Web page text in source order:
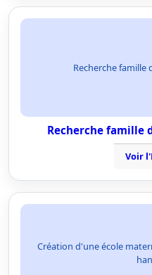
Recherche famille
Recherche famille
Voir
Création d'une école